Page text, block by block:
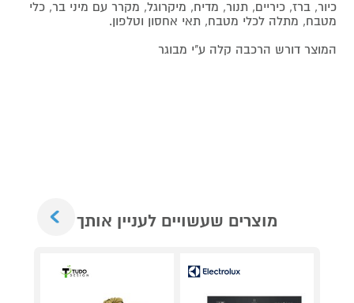
כיור, ברז, כיריים, תנור, מדיח, מיקרוגל, מקרר עם מיני בר, כלי
מטבח, מתלה לכלי מטבח, תאי אחסון וטלפון.
המוצר דורש הרכבה קלה ע"י מבוגר
מוצרים שעשויים לעניין אותך